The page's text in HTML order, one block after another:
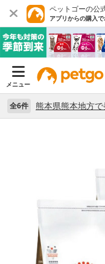
ペットゴーの公
アプリからの購入
メニュー
全6件